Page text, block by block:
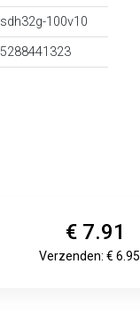
100v10
€ 7.91
Verzenden: € 6.95